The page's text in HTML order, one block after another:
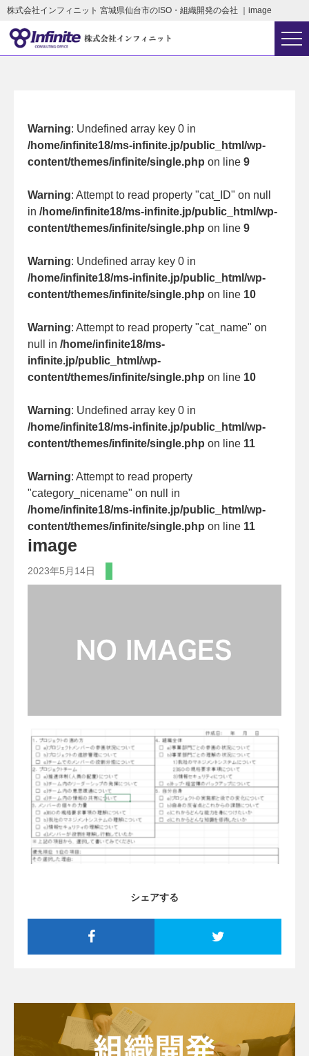
株式会社インフィニット 宮城県仙台市のISO・組織開発の会社 ｜image
Warning: Undefined array key 0 in
/home/infinite18/ms-infinite.jp/public_html/wp-
content/themes/infinite/single.php on line 9
Warning: Attempt to read property "cat_ID" on null
in /home/infinite18/ms-infinite.jp/public_html/wp-
content/themes/infinite/single.php on line 9
Warning: Undefined array key 0 in
/home/infinite18/ms-infinite.jp/public_html/wp-
content/themes/infinite/single.php on line 10
Warning: Attempt to read property "cat_name" on
null in /home/infinite18/ms-
infinite.jp/public_html/wp-
content/themes/infinite/single.php on line 10
Warning: Undefined array key 0 in
/home/infinite18/ms-infinite.jp/public_html/wp-
content/themes/infinite/single.php on line 11
Warning: Attempt to read property
"category_nicename" on null in
/home/infinite18/ms-infinite.jp/public_html/wp-
content/themes/infinite/single.php on line 11
image
2023年5月14日
シェアする